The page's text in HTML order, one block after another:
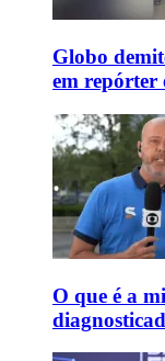
Globo
em repórter
O que é a